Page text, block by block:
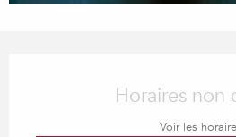
Horaires non
Voir les